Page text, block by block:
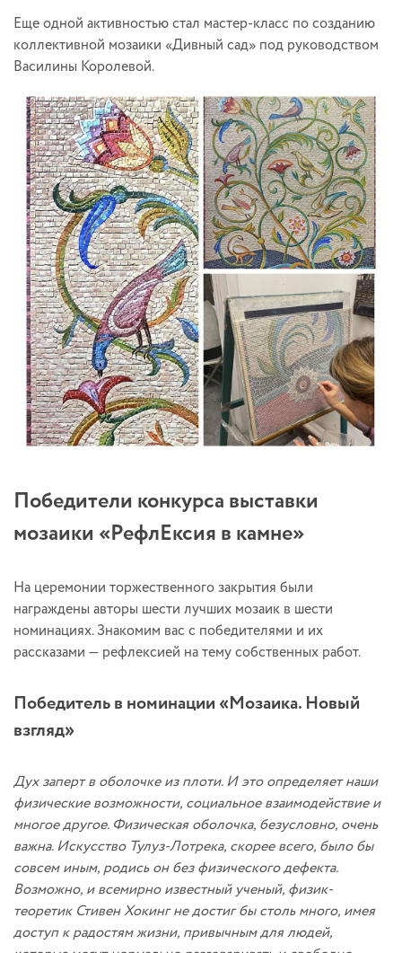
Еще одной активностью стал мастер-класс по созданию
коллективной мозаики «Дивный сад» под руководством
Василины Королевой.
Победители конкурса выставки
мозаики «РефлЕксия в камне»
На церемонии торжественного закрытия были
награждены авторы шести лучших мозаик в шести
номинациях. Знакомим вас с победителями и их
рассказами — рефлексией на тему собственных работ.
Победитель в номинации «Мозаика. Новый
взгляд»
Дух заперт в оболочке из плоти. И это определяет наши
физические возможности, социальное взаимодействие и
многое другое. Физическая оболочка, безусловно, очень
важна. Искусство Тулуз-Лотрека, скорее всего, было бы
совсем иным, родись он без физического дефекта.
Возможно, и всемирно известный ученый, физик-
теоретик Стивен Хокинг не достиг бы столь много, имея
доступ к радостям жизни, привычным для людей,